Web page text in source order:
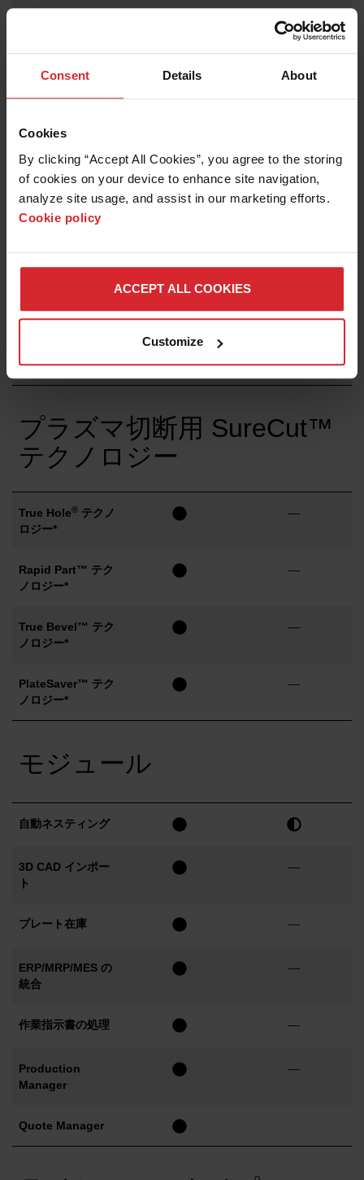
Consent Details About
Cookies
By clicking “Accept All Cookies”, you agree to the storing
of cookies on your device to enhance site navigation,
analyze site usage, and assist in our marketing efforts.
Cookie policy
ACCEPT ALL COOKIES
Customize
—
プレートリスト
インポートする
異なる材料を同時
にネスティングす
—
的に実行されます
プラズマ切断用 SureCut™
テクノロジー
True Hole® テクノ
ロジー*
—
Rapid Part™ テク
ノロジー*
—
True Bevel™ テク
ノロジー*
—
PlateSaver™ テク
ノロジー*
—
モジュール
自動ネスティング
3D CAD インポー
ト
—
プレート在庫 —
ERP/MRP/MES の
統合
—
作業指示書の処理 —
Production
Manager
—
Quote Manager